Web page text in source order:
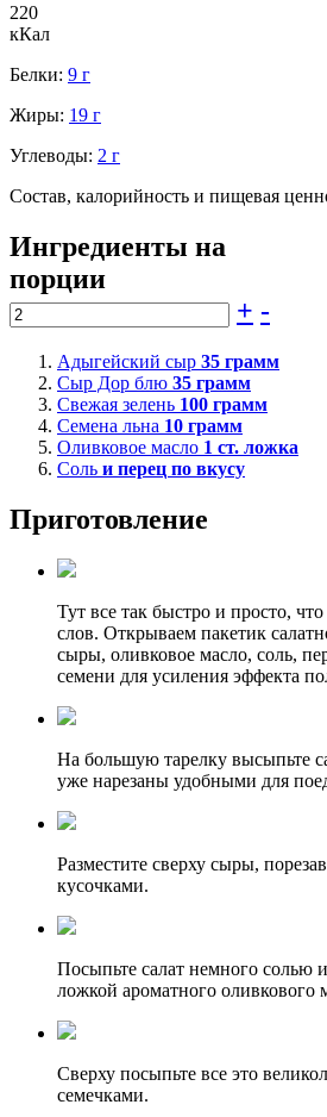
220
кКал
Белки: 9 г
Жиры: 19 г
Углеводы: 2 г
Состав, калорийность и пищевая
Ингредиенты на
порции
+ -
Адыгейский сыр 35 грамм
Сыр Дор блю 35 грамм
Свежая зелень 100 грамм
Семена льна 10 грамм
Оливковое масло 1 ст. ложка
Соль и перец по вкусу
Приготовление
Тут все так быстро и просто,
слов. Открываем пакетик
сыры, оливковое масло, соль,
семени для усиления эффекта
На большую тарелку высыпьте
уже нарезаны удобными для
Разместите сверху сыры,
кусочками.
Посыпьте салат немного солью
ложкой ароматного оливкового
Сверху посыпьте все это
семечками.